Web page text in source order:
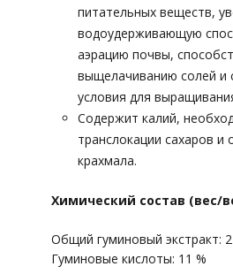
питательных веществ,
водоудерживающую
аэрацию почвы,
выщелачиванию солей и
условия для
Содержит калий,
транслокации сахаров и
крахмала.
Химический состав (вес/
Общий гуминовый экстракт:
Гуминовые кислоты: 11 %